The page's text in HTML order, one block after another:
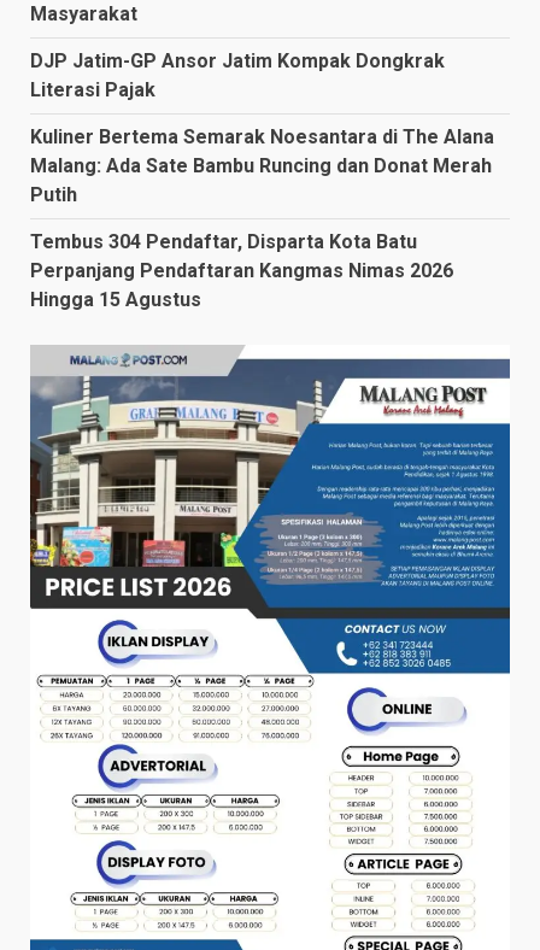
Masyarakat
DJP Jatim-GP Ansor Jatim Kompak Dongkrak
Literasi Pajak
Kuliner Bertema Semarak Noesantara di The Alana
Malang: Ada Sate Bambu Runcing dan Donat Merah
Putih
Tembus 304 Pendaftar, Disparta Kota Batu
Perpanjang Pendaftaran Kangmas Nimas 2026
Hingga 15 Agustus